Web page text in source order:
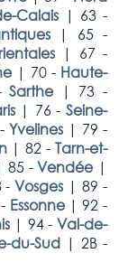
Calais | 63 -
|
65 -
| 67 -
| 70 - Haute-
Sarthe | 73 -
| 76 - Seine-
Yvelines | 79 -
| 82 - Tarn-et-
85 -Vendée |
-Vosges | 89 -
Essonne | 92 -
| 94 - Val-de-
du-Sud | 2B -